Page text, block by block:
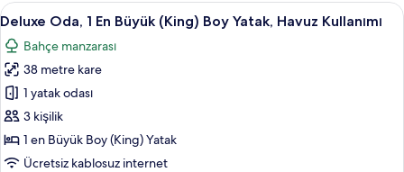
Bunk
bed
hakkında
daha
fazla
detay
Deluxe
Oda,
En
Büyük
(King)
Boy
Yatak,
Deluxe Oda, 1 En Büyük (King) Boy
16
Deluxe Oda, 1 En Büyük (King) Boy Yatak, Havuz Kullanımı
Bahçe manzarası
38 metre kare
1 yatak odası
3 kişilik
1 en Büyük Boy (King) Yatak
Ücretsiz kablosuz internet